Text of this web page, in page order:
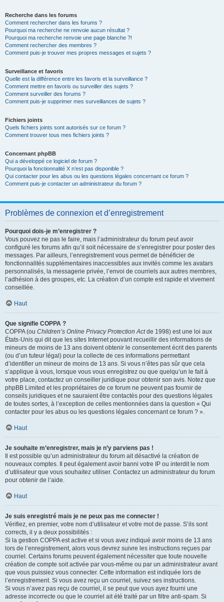
Recherche dans les forums
Comment rechercher dans les forums ?
Pourquoi ma recherche ne renvoie aucun résultat ?
Pourquoi ma recherche renvoie une page blanche ?!
Comment rechercher des membres ?
Comment puis-je trouver mes propres messages et sujets ?
Surveillance et favoris
Quelle est la différence entre les favoris et la surveillance ?
Comment mettre en favoris ou surveiller des sujets ?
Comment surveiller des forums ?
Comment puis-je supprimer mes surveillances de sujets ?
Fichiers joints
Quels fichiers joints sont autorisés sur ce forum ?
Comment trouver tous mes fichiers joints ?
Concernant phpBB
Qui a développé ce logiciel de forum ?
Pourquoi la fonctionnalité X n’est pas disponible ?
Qui contacter pour les abus ou les questions légales concernant ce forum ?
Comment puis-je contacter un administrateur du forum ?
Problèmes de connexion et d’enregistrement
Pourquoi dois-je m’enregistrer ?
Vous pouvez ne pas le faire, mais l’administrateur du forum peut avoir
configuré les forums afin qu’il soit nécessaire de s’enregistrer pour poster des
messages. Par ailleurs, l’enregistrement vous permet de bénéficier de
fonctionnalités supplémentaires inaccessibles aux invités comme les avatars
personnalisés, la messagerie privée, l’envoi de courriels aux autres membres,
l’adhésion à des groupes, etc. La création d’un compte est rapide et vivement
conseillée.
Haut
Que signifie COPPA ?
COPPA (ou Children’s Online Privacy Protection Actde 1998) est une loi aux
États-Unis qui dit que les sites Internet pouvant recueillir des informations de
mineurs de moins de 13 ans doivent obtenir le consentement écrit des parents
(ou d’un tuteur légal) pour la collecte de ces informations permettant
d’identifier un mineur de moins de 13 ans. Si vous n’êtes pas sûr que cela
s’applique à vous, lorsque vous vous enregistrez ou que quelqu’un le fait à
votre place, contactez un conseiller juridique pour obtenir son avis. Notez que
phpBB Limited et les propriétaires de ce forum ne peuvent pas fournir de
conseils juridiques et ne sauraient être contactés pour des questions légales
de toutes sortes, à l’exception de celles mentionnées dans la question « Qui
contacter pour les abus ou les questions légales concernant ce forum ? ».
Haut
Je souhaite m’enregistrer, mais je n’y parviens pas !
Il est possible qu’un administrateur du forum ait désactivé la création de
nouveaux comptes. Il peut également avoir banni votre IP ou interdit le nom
d’utilisateur que vous souhaitez utiliser. Contactez un administrateur du forum
pour obtenir de l’aide.
Haut
Je suis enregistré mais je ne peux pas me connecter !
Vérifiez, en premier, votre nom d’utilisateur et votre mot de passe. S’ils sont
corrects, il y a deux possibilités :
Si la gestion COPPA est active et si vous avez indiqué avoir moins de 13 ans
lors de l’enregistrement, alors vous devrez suivre les instructions reçues par
courriel. Certains forums peuvent également nécessiter que toute nouvelle
création de compte soit activée par vous-même ou par un administrateur avant
que vous puissiez vous connecter. Cette information est indiquée lors de
l’enregistrement. Si vous avez reçu un courriel, suivez ses instructions.
Si vous n’avez pas reçu de courriel, il se peut que vous ayez fourni une
adresse incorrecte ou que le courriel ait été traité par un filtre anti-spam. Si